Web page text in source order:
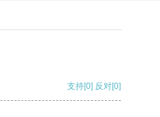
支持[0] 反对[0]